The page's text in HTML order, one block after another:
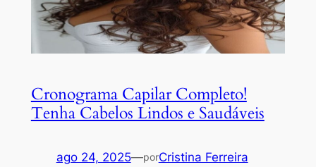
Cronograma Capilar Completo!
Tenha Cabelos Lindos e Saudáveis
ago 24, 2025—porCristina Ferreira